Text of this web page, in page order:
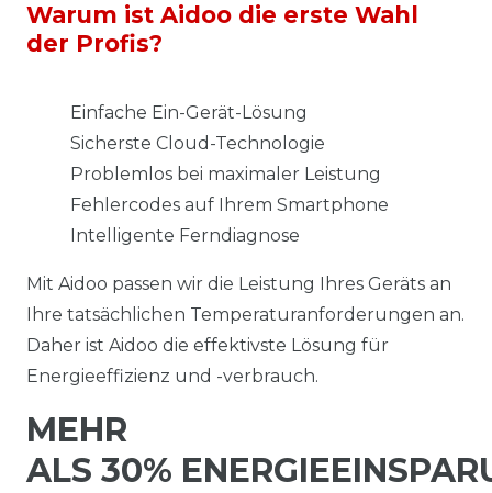
Warum ist Aidoo die erste Wahl
der Profis?
Einfache Ein-Gerät-Lösung
Sicherste Cloud-Technologie
Problemlos bei maximaler Leistung
Fehlercodes auf Ihrem Smartphone
Intelligente Ferndiagnose
Mit Aidoo passen wir die Leistung Ihres Geräts an
Ihre tatsächlichen Temperaturanforderungen an.
Daher ist Aidoo die effektivste Lösung für
Energieeffizienz und -verbrauch.
MEHR
ALS 30%